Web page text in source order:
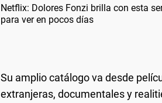
Netflix: Dolores Fonzi brilla con esta
para ver en pocos días
Su amplio catálogo va desde
extranjeras, documentales y